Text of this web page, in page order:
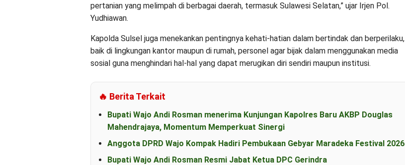
pertanian yang melimpah di berbagai daerah, termasuk Sulawesi Selatan,” ujar Irjen Pol.
Yudhiawan.
Kapolda Sulsel juga menekankan pentingnya kehati-hatian dalam bertindak dan berperilaku,
baik di lingkungan kantor maupun di rumah, personel agar bijak dalam menggunakan media
sosial guna menghindari hal-hal yang dapat merugikan diri sendiri maupun institusi.
🔥 Berita Terkait
Bupati Wajo Andi Rosman menerima Kunjungan Kapolres Baru AKBP Douglas
Mahendrajaya, Momentum Memperkuat Sinergi
Anggota DPRD Wajo Kompak Hadiri Pembukaan Gebyar Maradeka Festival 2026
Bupati Wajo Andi Rosman Resmi Jabat Ketua DPC Gerindra